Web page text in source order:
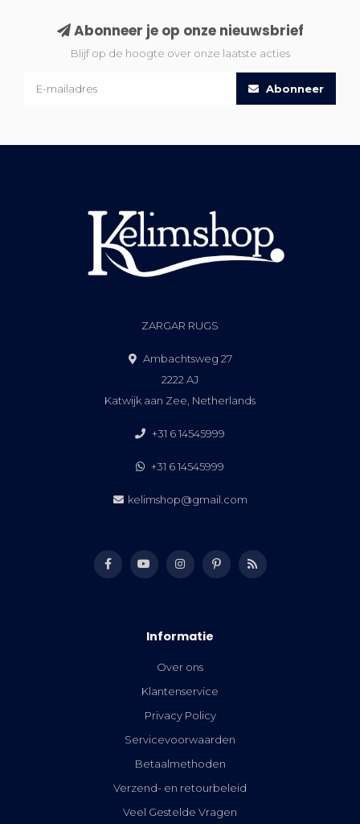
Abonneer je op onze nieuwsbrief
Blijf op de hoogte over onze laatste acties
Abonneer
ZARGAR RUGS
Ambachtsweg 27
2222 AJ
Katwijk aan Zee, Netherlands
+31 6 14545999
+31 6 14545999
kelimshop@gmail.com
Informatie
Over ons
Klantenservice
Privacy Policy
Servicevoorwaarden
Betaalmethoden
Verzend- en retourbeleid
Veel Gestelde Vragen